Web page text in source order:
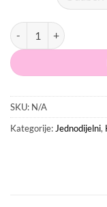
MISSGUIDED Kupaći
SKU: N/A
Kategorije: Jednodijelni,